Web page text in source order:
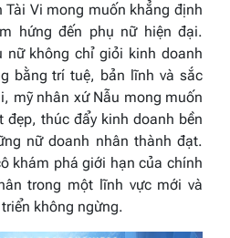
Tài Vi mong muốn khẳng định
hứng đến phụ nữ hiện đại.
nữ không chỉ giỏi kinh doanh
bằng trí tuệ, bản lĩnh và sắc
mỹ nhân xứ Nẫu mong muốn
thúc đẩy kinh doanh bền
nữ doanh nhân thành đạt.
khám phá giới hạn của chính
trong một lĩnh vực mới và
không ngừng.